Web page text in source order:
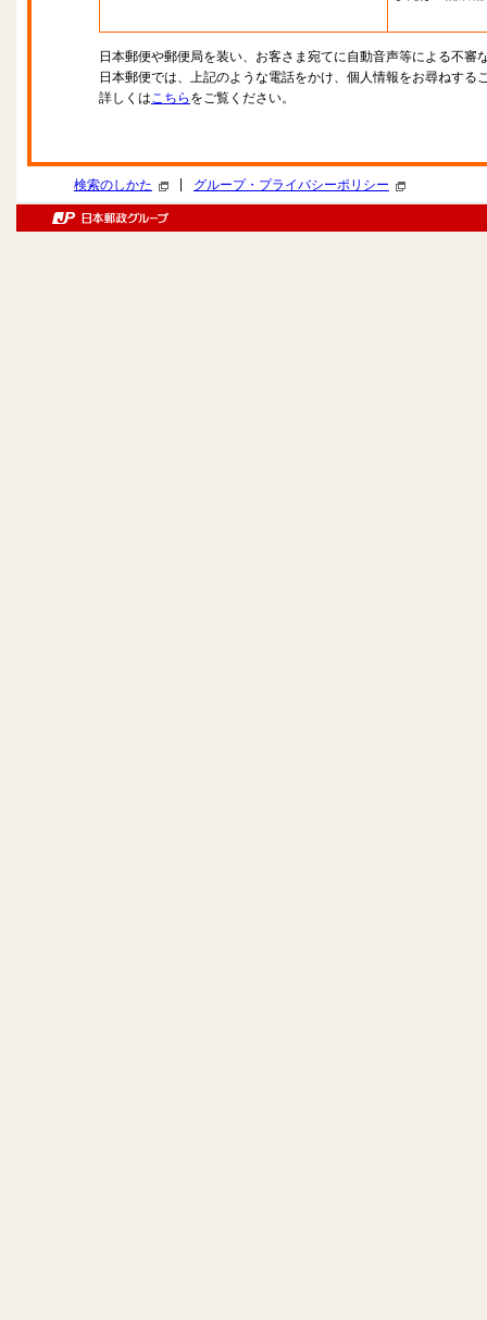
日本郵便や郵便局を装い、お客さま宛てに自動音声等による不審
日本郵便では、上記のような電話をかけ、個人情報をお尋ねする
詳しくはこちら をご覧ください。
検索のしかた グループ・プライバシーポリシー